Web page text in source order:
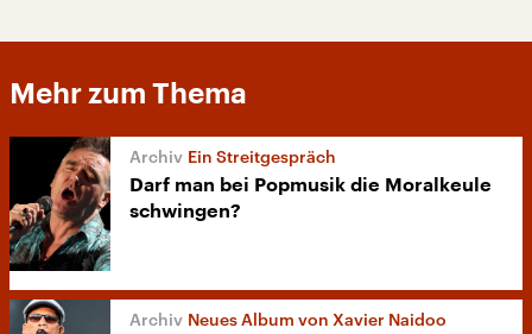
Mehr zum Thema
Ein Streitgespräch
Darf man bei Popmusik die Moralkeule
schwingen?
Neues Album von Xavier Naidoo